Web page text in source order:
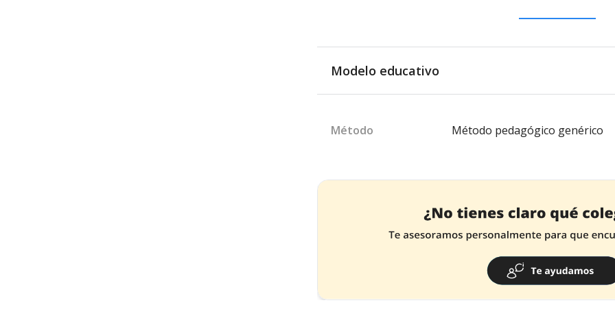
Modelo educativo
Método Método pedagógico genérico